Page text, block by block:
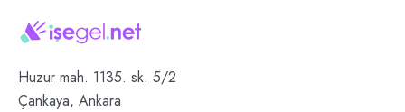
Huzur mah. 1135. sk. 5/2
Çankaya, Ankara